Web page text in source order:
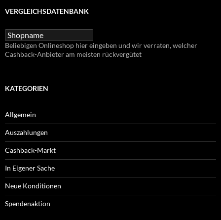
VERGLEICHSDATENBANK
Beliebigen Onlineshop hier eingeben und wir verraten, welcher
Cashback-Anbieter am meisten rückvergütet
KATEGORIEN
Allgemein
Auszahlungen
Cashback-Markt
In Eigener Sache
Neue Konditionen
Spendenaktion